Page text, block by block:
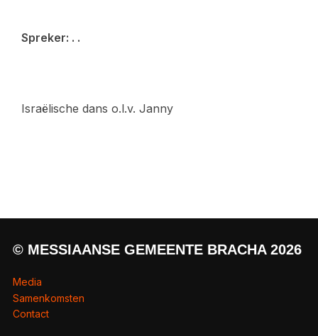
Spreker: . .
Israëlische dans o.l.v. Janny
© MESSIAANSE GEMEENTE BRACHA 2026
Media
Samenkomsten
Contact